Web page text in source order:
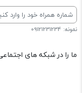
نمونه: 09121231234
ما را در شبکه های